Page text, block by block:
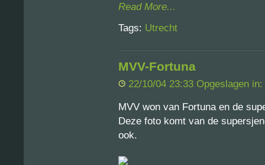
Read More...
Tags: Utrecht
MVV-Fortuna
22/10/04 23:33 Opgeslagen in:
MVV won van Fortuna en de
Deze foto komt van de
ook.